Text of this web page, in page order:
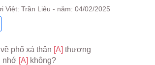
Việt: Trần Liêu - năm: 04/02/2025
về phố xá thân [A] thương
nhớ [A] không?